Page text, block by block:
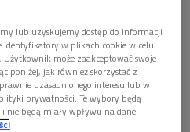

uczeń Grotowskiego
lub uzyskujemy dostęp do informacji
w plikach cookie w celu
może zaakceptować swoje
poniżej, jak również skorzystać z
uzasadnionego interesu lub w
prywatności. Te wybory będą
nie będą miały wpływu na dane